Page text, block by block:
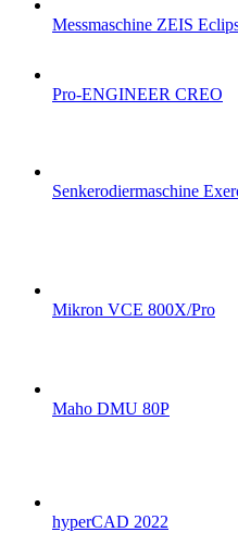
Messmaschine ZEIS
Pro-ENGINEER CREO
Senkerodiermaschine
Mikron VCE 800X/Pro
Maho DMU 80P
hyperCAD 2022